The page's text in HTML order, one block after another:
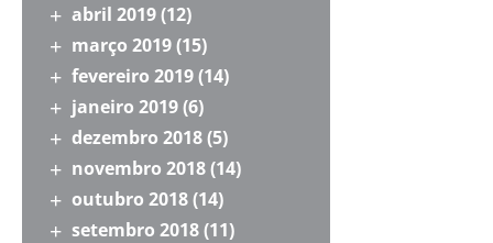
abril 2019(12)
março 2019(15)
fevereiro 2019(14)
janeiro 2019(6)
dezembro 2018(5)
novembro 2018(14)
outubro 2018(14)
setembro 2018(11)